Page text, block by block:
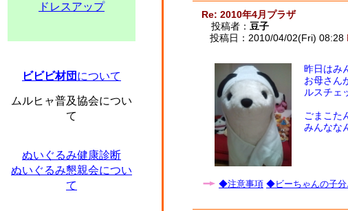
ドレスアップ
ビビビ材団 について
ムルヒャ普及協会につい
て
ぬいぐるみ健康診断
ぬいぐるみ懇親会につい
て
Re: 2010年4月プラザ
投稿者： 豆子
投稿日：2010/04/02(Fri) 08:28
昨日はみ
お母さん
ルスチェ
ごまこた
みんなな
◆注意事項 ◆ビーちゃんの子分